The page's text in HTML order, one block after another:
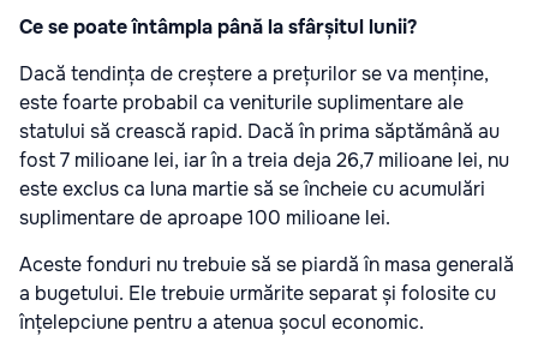
Ce se poate întâmpla până la sfârșitul lunii?
Dacă tendința de creștere a prețurilor se va menține,
este foarte probabil ca veniturile suplimentare ale
statului să crească rapid. Dacă în prima săptămână au
fost 7 milioane lei, iar în a treia deja 26,7 milioane lei, nu
este exclus ca luna martie să se încheie cu acumulări
suplimentare de aproape 100 milioane lei.
Aceste fonduri nu trebuie să se piardă în masa generală
a bugetului. Ele trebuie urmărite separat și folosite cu
înțelepciune pentru a atenua șocul economic.